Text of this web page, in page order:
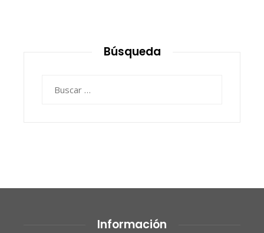
Búsqueda
Información